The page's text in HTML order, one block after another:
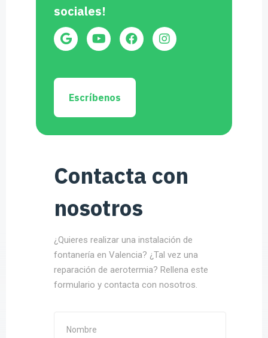
sociales!
Escríbenos
Contacta con
nosotros
¿Quieres realizar una instalación de
fontanería en Valencia? ¿Tal vez una
reparación de aerotermia? Rellena este
formulario y contacta con nosotros.